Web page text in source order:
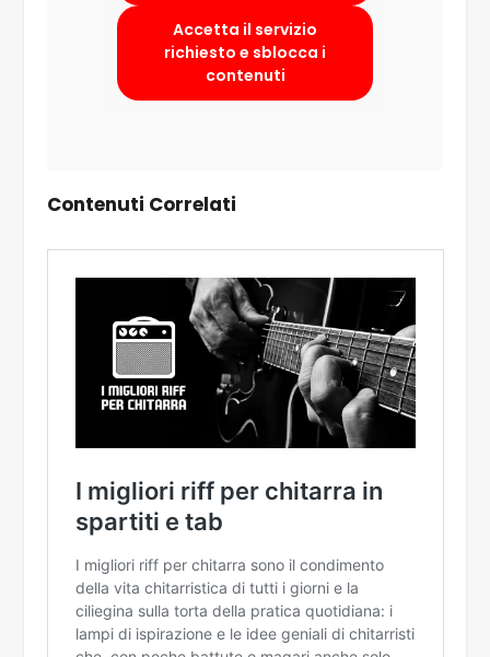
Accetta il servizio
richiesto e sblocca i
contenuti
Contenuti Correlati